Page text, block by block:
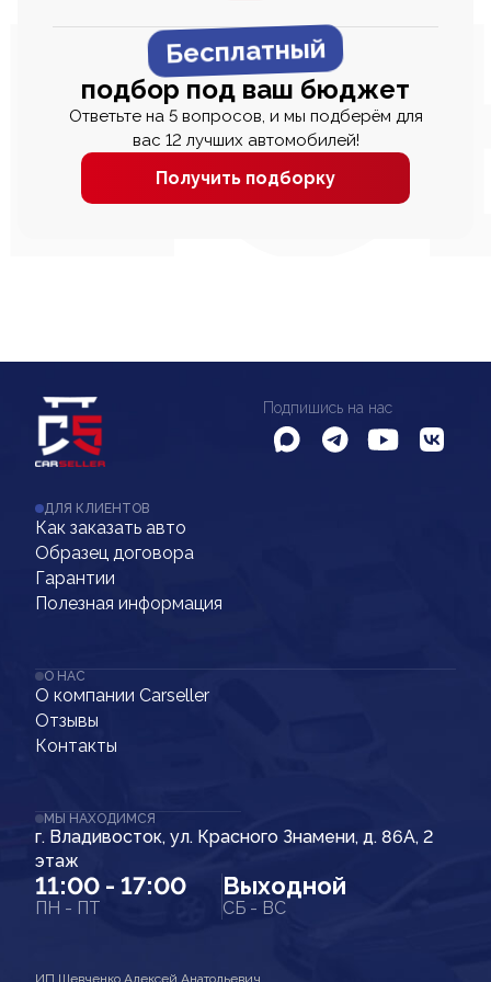
Бесплатный
подбор под ваш бюджет
Ответьте на 5 вопросов, и мы подберём для
вас 12 лучших автомобилей!
Получить подборку
Подпишись на нас
ДЛЯ КЛИЕНТОВ
Как заказать авто
Образец договора
Гарантии
Полезная информация
О НАС
О компании Carseller
Отзывы
Контакты
МЫ НАХОДИМСЯ
г. Владивосток, ул. Красного Знамени, д. 86А, 2
этаж
11:00 - 17:00
ПН - ПТ
Выходной
СБ - ВС
ИП Шевченко Алексей Анатольевич